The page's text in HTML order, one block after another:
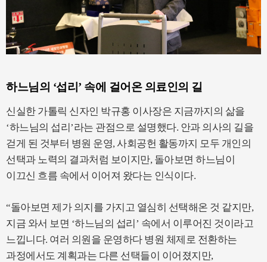
하느님의 ‘섭리’ 속에 걸어온 의료인의 길
신실한 가톨릭 신자인 박규홍 이사장은 지금까지의 삶을
‘하느님의 섭리’라는 관점으로 설명했다. 안과 의사의 길을
걷게 된 것부터 병원 운영, 사회공헌 활동까지 모두 개인의
선택과 노력의 결과처럼 보이지만, 돌아보면 하느님이
이끄신 흐름 속에서 이어져 왔다는 인식이다.
“돌아보면 제가 의지를 가지고 열심히 선택해온 것 같지만,
지금 와서 보면 ‘하느님의 섭리’ 속에서 이루어진 것이라고
느낍니다. 여러 의원을 운영하다 병원 체제로 전환하는
과정에서도 계획과는 다른 선택들이 이어졌지만,